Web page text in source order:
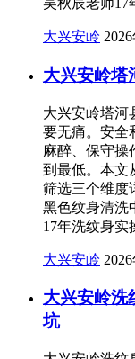
吴秋辰老师17
大兴安岭
大兴安岭塔
大兴安岭塔河
要无痛。安
麻醉、保守操
到最低。本文
筛选三个维度
黑色纹身清洗
17年洗纹身实
大兴安岭
大兴安岭
坑